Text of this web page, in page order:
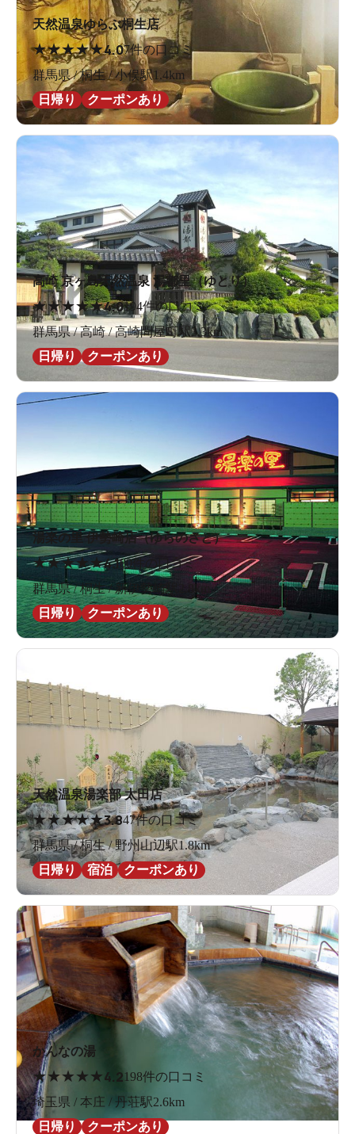
天然温泉ゆらぶ桐生店
★★★★★4.07件の口コミ
群馬県 / 桐生 / 小俣駅1.4km
日帰り
クーポンあり
高崎 京ヶ島天然温泉 湯都里（ゆとり）
★★★★★4.0194件の口コミ
群馬県 / 高崎 / 高崎問屋町駅3.3km
日帰り
クーポンあり
湯楽の里 伊勢崎店（ゆらのさと）
★★★★★4.180件の口コミ
群馬県 / 桐生 / 新伊勢崎駅2.8km
日帰り
クーポンあり
天然温泉湯楽部 太田店
★★★★★3.847件の口コミ
群馬県 / 桐生 / 野州山辺駅1.8km
日帰り
宿泊 クーポンあり
かんなの湯
★★★ ★ ★4.2198件の口コミ
埼玉県 / 本庄 / 丹荘駅2.6km
日帰り
クーポンあり